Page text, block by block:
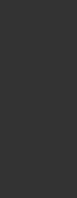
ョートパンツ